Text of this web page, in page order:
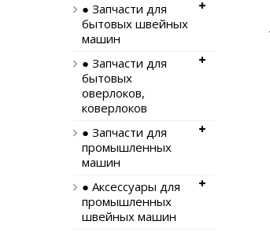
● Запчасти для
бытовых швейных
машин
● Запчасти для
бытовых
оверлоков,
коверлоков
● Запчасти для
промышленных
машин
● Аксессуары для
промышленных
швейных машин